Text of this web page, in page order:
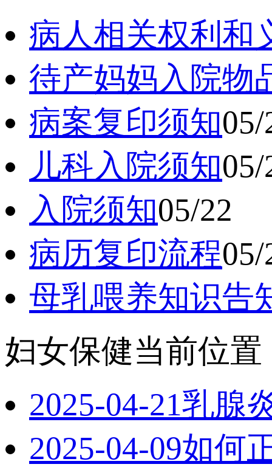
病人相关权利和
待产妈妈入院物
病案复印须知05/
儿科入院须知05/
入院须知05/22
病历复印流程05/
母乳喂养知识告
妇女保健当前位置
2025-04-21乳腺
2025-04-09如何